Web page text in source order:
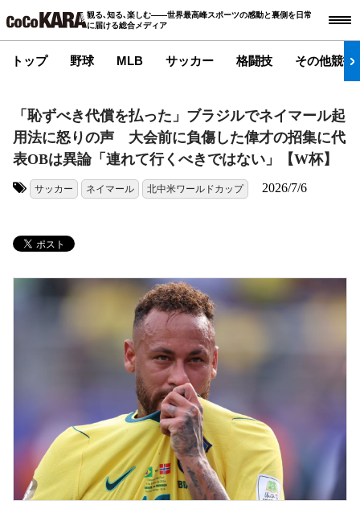
観る､知る､楽しむ――世界最高峰スポーツの感動と裏側を日常
に届ける総合メディア
トップ 野球 MLB サッカー 格闘技 その他競技
「恥ずべき代償を払った」ブラジルでネイマール起
用法に怒りの声 大会前に負傷した偉才の招集に代
表OBは異論「連れて行くべきではない」【W杯】
サッカー ネイマール 北中米ワールドカップ 2026/7/6